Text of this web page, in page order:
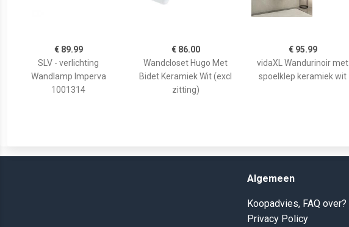
€ 89.99
SLV - verlichting
Wandlamp Imperva
1001314
€ 86.00
Wandcloset Hugo Met
Bidet Keramiek Wit (excl
zitting)
€ 95.99
vidaXL Wandurinoir met
spoelklep keramiek wit
Algemeen
Koopadvies, FAQ over?
Privacy Policy